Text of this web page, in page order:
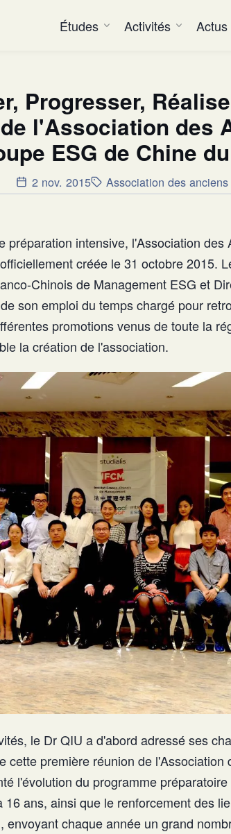
Études Activités Actus
Progresser,
l'Association des
ESG de Chine
2 nov. 2015 Association des anciens
préparation intensive, l'Association des
créée le 31 octobre 2015.
Chinois de Management ESG et
son emploi du temps chargé pour
promotions venus de toute la
la création de l'association.
le Dr QIU a d'abord adressé ses
cette première réunion de l'Association
l'évolution du programme
ans, ainsi que le renforcement des
envoyant chaque année un grand